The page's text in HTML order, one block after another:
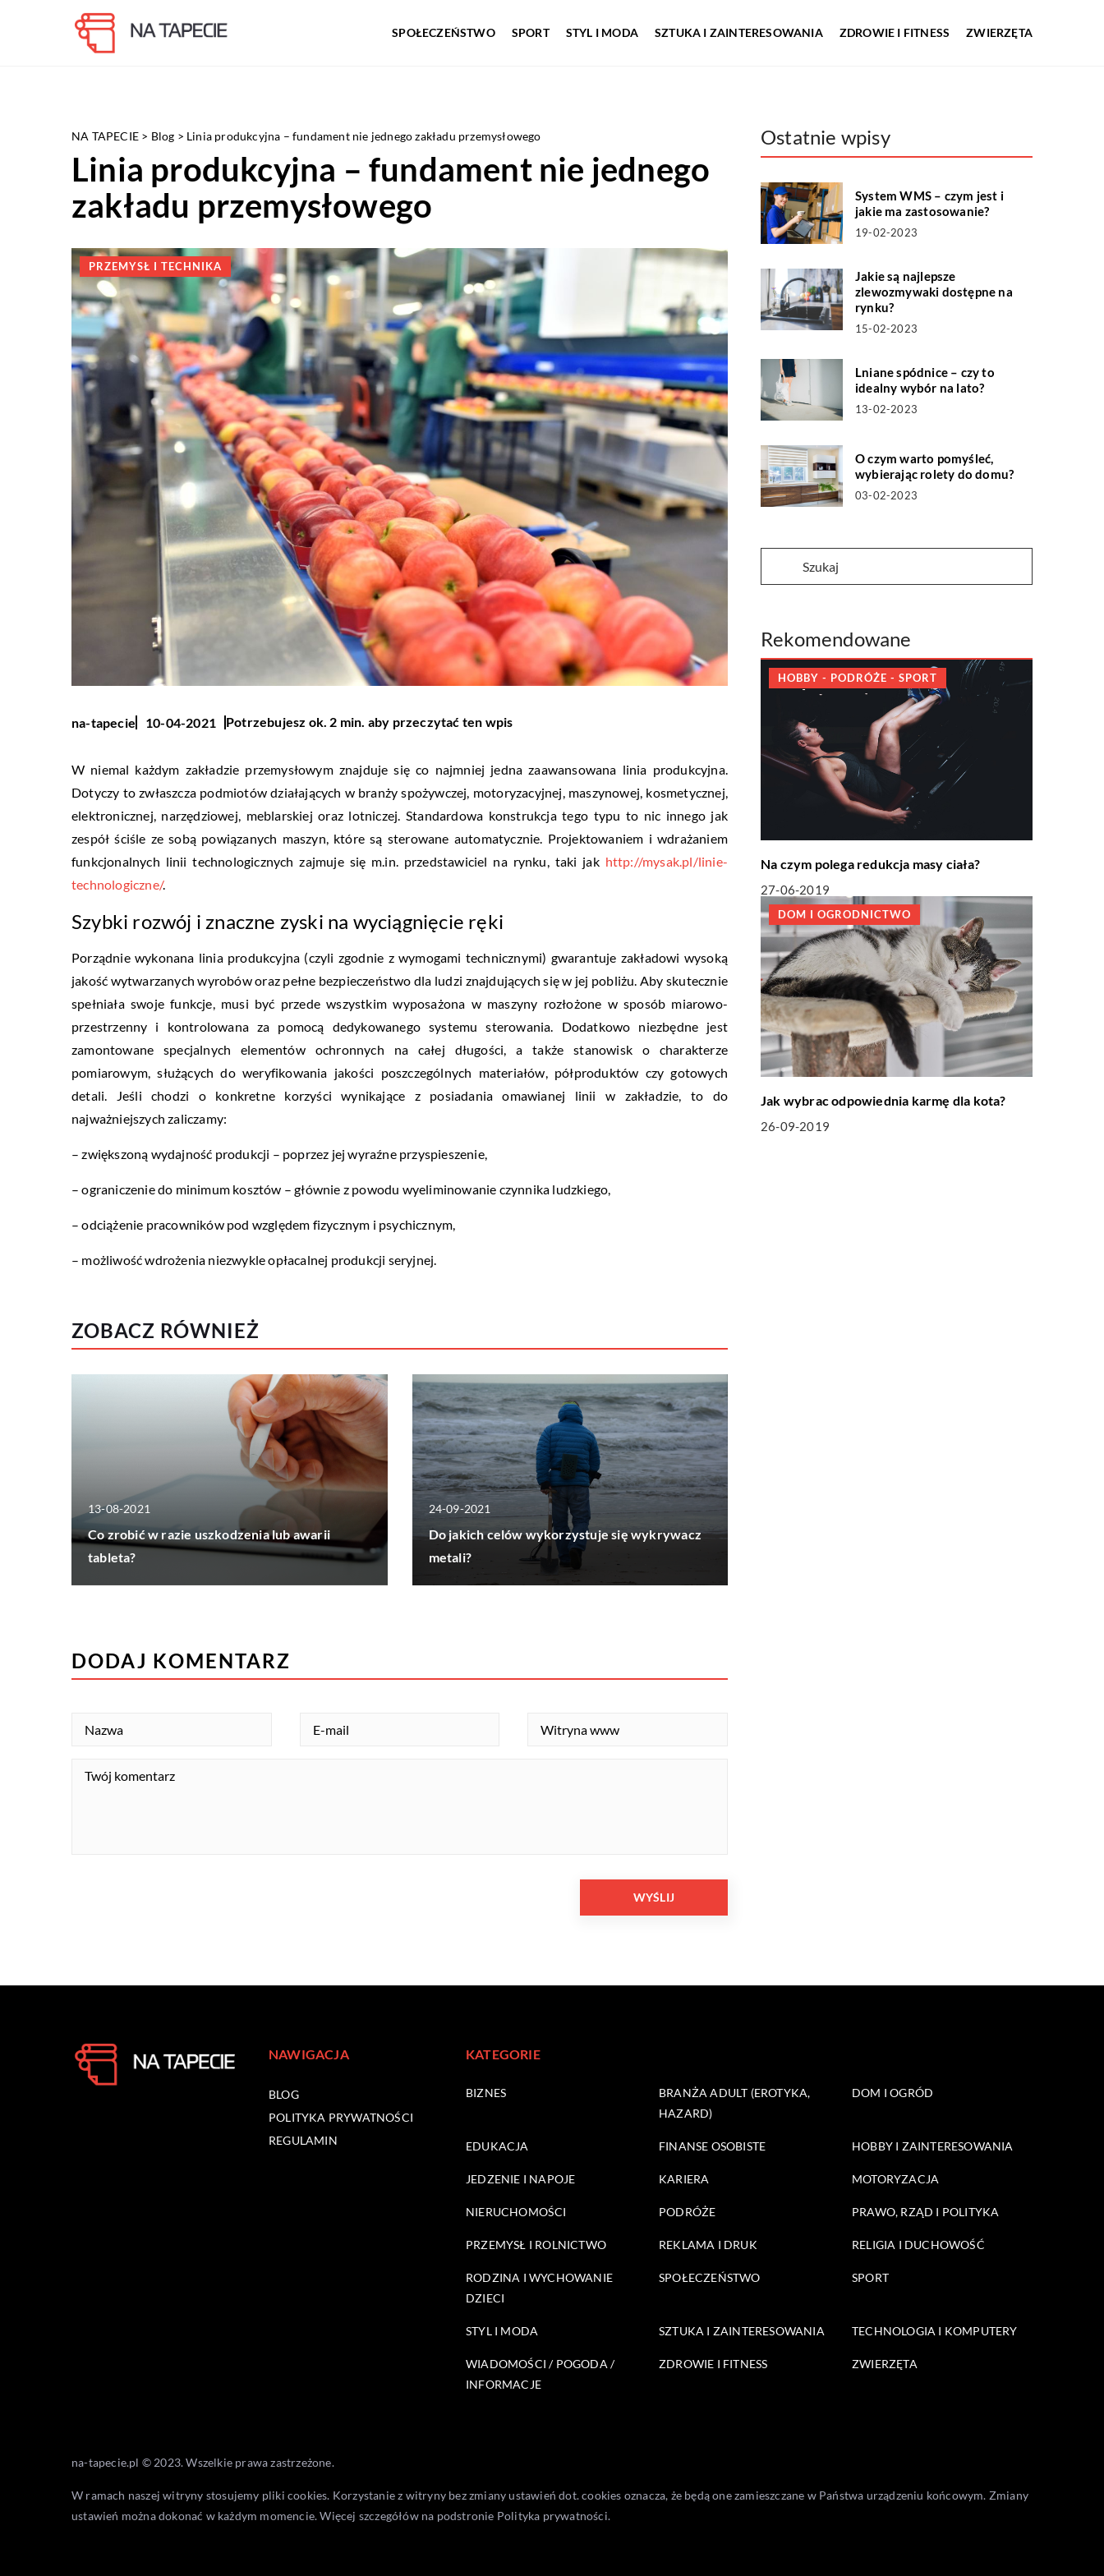
SPOŁECZEŃSTWO SPORT STYL I MODA SZTUKA I ZAINTERESOWANIA ZDROWIE I FITNESS ZWIERZĘTA
NA TAPECIE > Blog > Linia produkcyjna – fundament nie jednego zakładu przemysłowego
Linia produkcyjna – fundament nie jednego
zakładu przemysłowego
PRZEMYSŁ I TECHNIKA
na-tapecie 10-04-2021 Potrzebujesz ok. 2 min. aby przeczytać ten wpis
W niemal każdym zakładzie przemysłowym znajduje się co najmniej jedna zaawansowana linia produkcyjna.
Dotyczy to zwłaszcza podmiotów działających w branży spożywczej, motoryzacyjnej, maszynowej, kosmetycznej,
elektronicznej, narzędziowej, meblarskiej oraz lotniczej. Standardowa konstrukcja tego typu to nic innego jak
zespół ściśle ze sobą powiązanych maszyn, które są sterowane automatycznie. Projektowaniem i wdrażaniem
funkcjonalnych linii technologicznych zajmuje się m.in. przedstawiciel na rynku, taki jak http://mysak.pl/linie-
technologiczne/.
Szybki rozwój i znaczne zyski na wyciągnięcie ręki
Porządnie wykonana linia produkcyjna (czyli zgodnie z wymogami technicznymi) gwarantuje zakładowi wysoką
jakość wytwarzanych wyrobów oraz pełne bezpieczeństwo dla ludzi znajdujących się w jej pobliżu. Aby skutecznie
spełniała swoje funkcje, musi być przede wszystkim wyposażona w maszyny rozłożone w sposób miarowo-
przestrzenny i kontrolowana za pomocą dedykowanego systemu sterowania. Dodatkowo niezbędne jest
zamontowane specjalnych elementów ochronnych na całej długości, a także stanowisk o charakterze
pomiarowym, służących do weryfikowania jakości poszczególnych materiałów, półproduktów czy gotowych
detali. Jeśli chodzi o konkretne korzyści wynikające z posiadania omawianej linii w zakładzie, to do
najważniejszych zaliczamy:
– zwiększoną wydajność produkcji – poprzez jej wyraźne przyspieszenie,
– ograniczenie do minimum kosztów – głównie z powodu wyeliminowanie czynnika ludzkiego,
– odciążenie pracowników pod względem fizycznym i psychicznym,
– możliwość wdrożenia niezwykle opłacalnej produkcji seryjnej.
ZOBACZ RÓWNIEŻ
13-08-2021
Co zrobić w razie uszkodzenia lub awarii
tableta?
24-09-2021
Do jakich celów wykorzystuje się wykrywacz
metali?
Ostatnie wpisy
System WMS – czym jest i
jakie ma zastosowanie?
19-02-2023
Jakie są najlepsze
zlewozmywaki dostępne na
rynku?
15-02-2023
Lniane spódnice – czy to
idealny wybór na lato?
13-02-2023
O czym warto pomyśleć,
wybierając rolety do domu?
03-02-2023
Rekomendowane
HOBBY - PODRÓŻE - SPORT
Na czym polega redukcja masy ciała?
27-06-2019
DOM I OGRODNICTWO
Jak wybrac odpowiednia karmę dla kota?
26-09-2019
DODAJ KOMENTARZ
NAWIGACJA
BLOG
POLITYKA PRYWATNOŚCI
REGULAMIN
KATEGORIE
BIZNES
BRANŻA ADULT (EROTYKA,
HAZARD)
DOM I OGRÓD
EDUKACJA FINANSE OSOBISTE HOBBY I ZAINTERESOWANIA
JEDZENIE I NAPOJE KARIERA MOTORYZACJA
NIERUCHOMOŚCI PODRÓŻE PRAWO, RZĄD I POLITYKA
PRZEMYSŁ I ROLNICTWO REKLAMA I DRUK RELIGIA I DUCHOWOŚĆ
RODZINA I WYCHOWANIE
DZIECI
SPOŁECZEŃSTWO SPORT
STYL I MODA SZTUKA I ZAINTERESOWANIA TECHNOLOGIA I KOMPUTERY
WIADOMOŚCI / POGODA /
INFORMACJE
ZDROWIE I FITNESS ZWIERZĘTA
na-tapecie.pl © 2023. Wszelkie prawa zastrzeżone.
W ramach naszej witryny stosujemy pliki cookies. Korzystanie z witryny bez zmiany ustawień dot. cookies oznacza, że będą one zamieszczane w Państwa urządzeniu końcowym. Zmiany
ustawień można dokonać w każdym momencie. Więcej szczegółów na podstronie Polityka prywatności.